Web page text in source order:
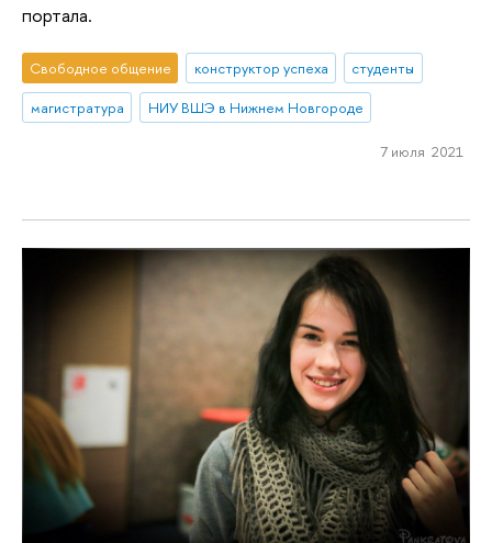
портала.
Свободное общение конструктор успеха
студенты
магистратура
НИУ ВШЭ в Нижнем Новгороде
7 июля 2021